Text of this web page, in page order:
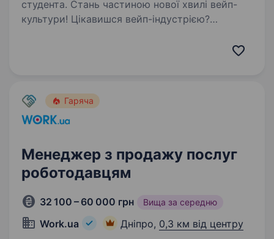
студента. Стань частиною нової хвилі вейп-
культури! Цікавишся вейп-індустрією?
Навіщо витрачати час на дорогу, якщо можна
Гаряча
Менеджер з продажу послуг
роботодавцям
32 100 – 60 000 грн Вища за середню
Work.ua Дніпро, 0,3 км від центру